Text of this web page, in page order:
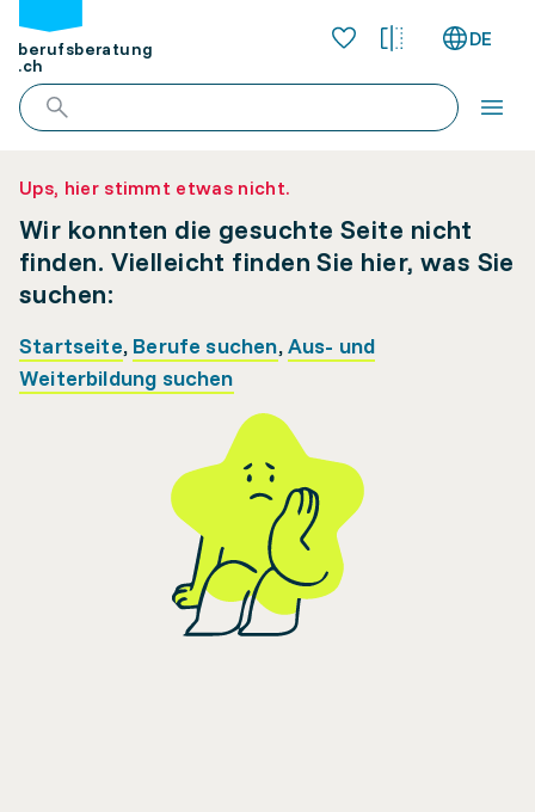
berufsberatung
.ch
DE
Ups, hier stimmt etwas nicht.
Wir konnten die gesuchte Seite nicht
finden. Vielleicht finden Sie hier, was Sie
suchen:
Startseite, Berufe suchen,Aus- und
Weiterbildung suchen